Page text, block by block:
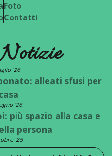
Foto
Contatti
'26
alleati sfusi per
'26
più spazio alla casa e
persona
'25
è a un bivio: quale